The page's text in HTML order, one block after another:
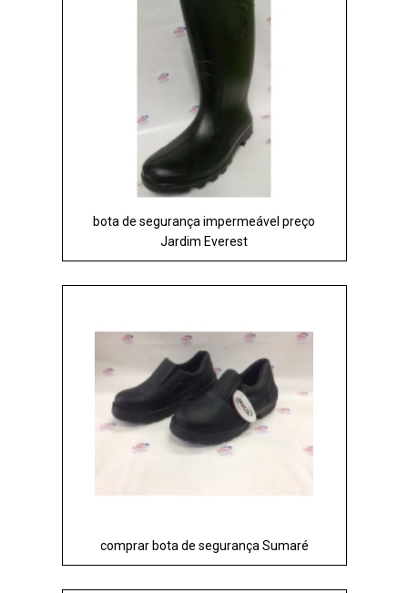
bota de segurança impermeável preço
Jardim Everest
comprar bota de segurança Sumaré